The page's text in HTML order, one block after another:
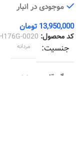
موجودی در انبار
13,950,000 تومان
کد محصول: 0020
جنسیت مردانه
رنگ قاب دودي